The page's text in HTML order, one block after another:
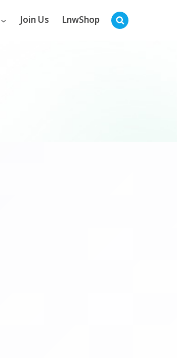
Join Us LnwShop